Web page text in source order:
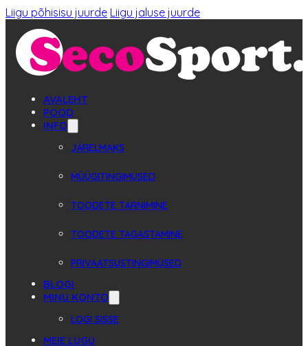
Liigu põhisisu juurde Liigu jaluse juurde
AVALEHT
POOD
INFO
JÄRELMAKS
MÜÜGITINGIMUSED
TOODETE TARNIMINE
TOODETE TAGASTAMINE
PRIVAATSUSTINGIMUSED
BLOGI
MINU KONTO
LOGI SISSE
MEIE LUGU